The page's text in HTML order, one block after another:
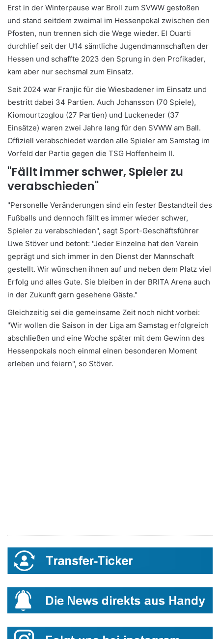
Erst in der Winterpause war Broll zum SVWW gestoßen
und stand seitdem zweimal im Hessenpokal zwischen den
Pfosten, nun trennen sich die Wege wieder. El Ouarti
durchlief seit der U14 sämtliche Jugendmannschaften der
Hessen und schaffte 2023 den Sprung in den Profikader,
kam aber nur sechsmal zum Einsatz.
Seit 2024 war Franjic für die Wiesbadener im Einsatz und
bestritt dabei 34 Partien. Auch Johansson (70 Spiele),
Kiomourtzoglou (27 Partien) und Luckeneder (37
Einsätze) waren zwei Jahre lang für den SVWW am Ball.
Offiziell verabschiedet werden alle Spieler am Samstag im
Vorfeld der Partie gegen die TSG Hoffenheim II.
"Fällt immer schwer, Spieler zu
verabschieden"
"Personelle Veränderungen sind ein fester Bestandteil des
Fußballs und dennoch fällt es immer wieder schwer,
Spieler zu verabschieden", sagt Sport-Geschäftsführer
Uwe Stöver und betont: "Jeder Einzelne hat den Verein
geprägt und sich immer in den Dienst der Mannschaft
gestellt. Wir wünschen ihnen auf und neben dem Platz viel
Erfolg und alles Gute. Sie bleiben in der BRITA Arena auch
in der Zukunft gern gesehene Gäste."
Gleichzeitig sei die gemeinsame Zeit noch nicht vorbei:
"Wir wollen die Saison in der Liga am Samstag erfolgreich
abschließen und eine Woche später mit dem Gewinn des
Hessenpokals noch einmal einen besonderen Moment
erleben und feiern", so Stöver.